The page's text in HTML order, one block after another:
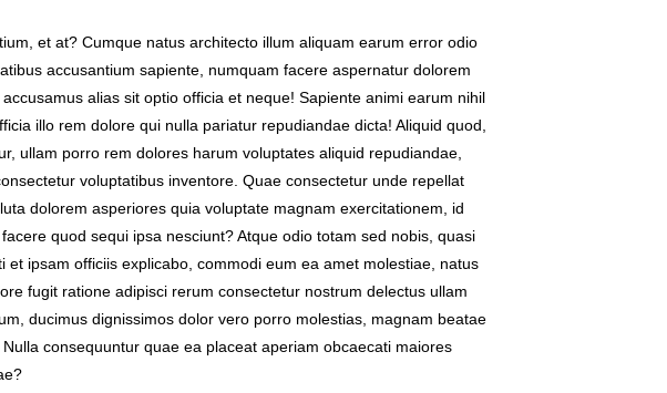
et at? Cumque natus architecto illum aliquam earum error odio
accusantium sapiente, numquam facere aspernatur dolorem
alias sit optio officia et neque! Sapiente animi earum nihil
illo rem dolore qui nulla pariatur repudiandae dicta! Aliquid quod,
ullam porro rem dolores harum voluptates aliquid repudiandae,
voluptatibus inventore. Quae consectetur unde repellat
dolorem asperiores quia voluptate magnam exercitationem, id
quod sequi ipsa nesciunt? Atque odio totam sed nobis, quasi
ipsam officiis explicabo, commodi eum ea amet molestiae, natus
fugit ratione adipisci rerum consectetur nostrum delectus ullam
ducimus dignissimos dolor vero porro molestias, magnam beatae
consequuntur quae ea placeat aperiam obcaecati maiores